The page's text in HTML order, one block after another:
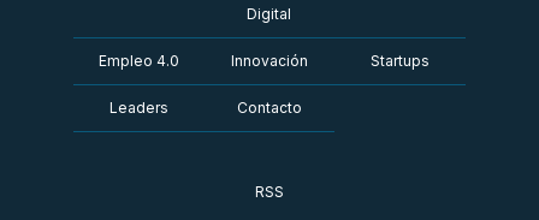
Digital
Empleo 4.0 Innovación Startups
Leaders Contacto
RSS